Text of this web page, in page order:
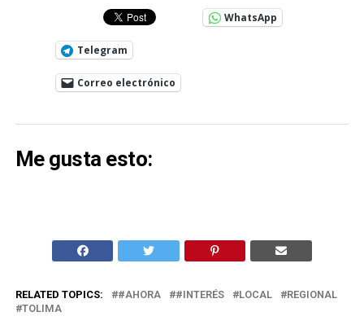
WhatsApp
Telegram
Correo electrónico
Me gusta esto:
RELATED TOPICS: #AHORA #INTERÉS LOCAL
REGIONAL
TOLIMA